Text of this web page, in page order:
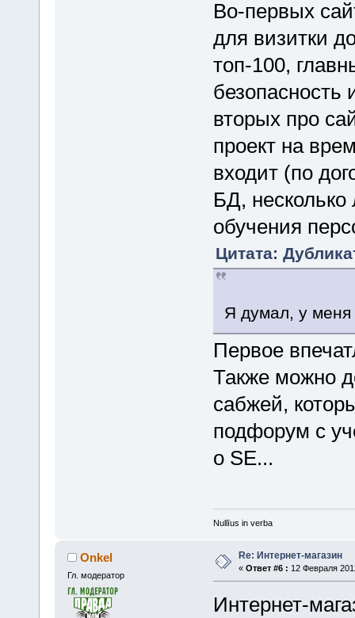
Во-первых
для визитки
топ-100,
безопасность
вторых про
проект на
входит (по
БД, несколько
обучения
Цитата:
Я думал, у
Первое
Также можно
сабжей,
подфорум с
о SE...
Nullīus in verba
Onkel
Гл. модератор
Re: Интернет-магазин
« Ответ #6 : 12 Февраля
Интернет-